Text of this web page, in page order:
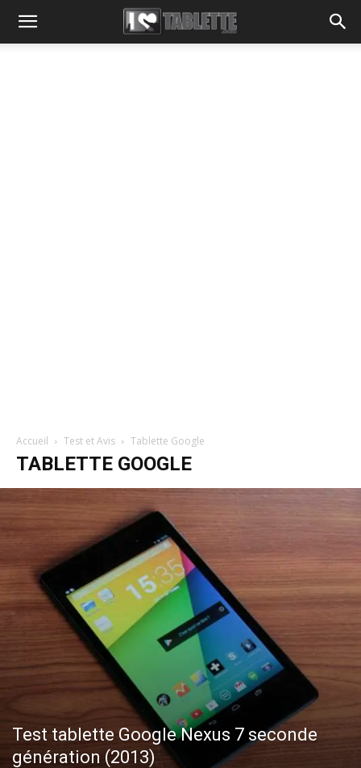
Accueil Test et Avis Tablette Google
TABLETTE GOOGLE
Test tablette Google Nexus 7 seconde
génération (2013)